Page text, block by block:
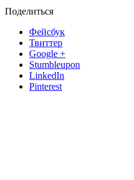
Поделиться
Фейсбук
Твиттер
Google +
Stumbleupon
LinkedIn
Pinterest